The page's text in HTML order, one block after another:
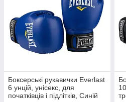
Боксерські рукавички Everlast
6 унцій, унісекс, для
початківців і підлітків, Синій